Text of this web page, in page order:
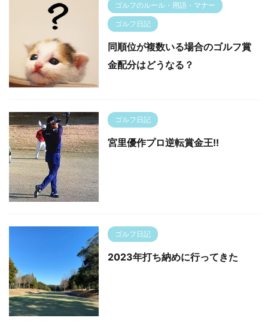
ゴルフのルール・用語・マナー
ゴルフ日記
同順位が複数いる場合のゴルフ賞
金配分はどうなる？
ゴルフ日記
宮里優作プロ逆転賞金王!!
ゴルフ日記
2023年打ち納めに行ってきた